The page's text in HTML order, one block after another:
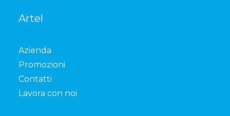
Artel
Azienda
Promozioni
Contatti
Lavora con noi